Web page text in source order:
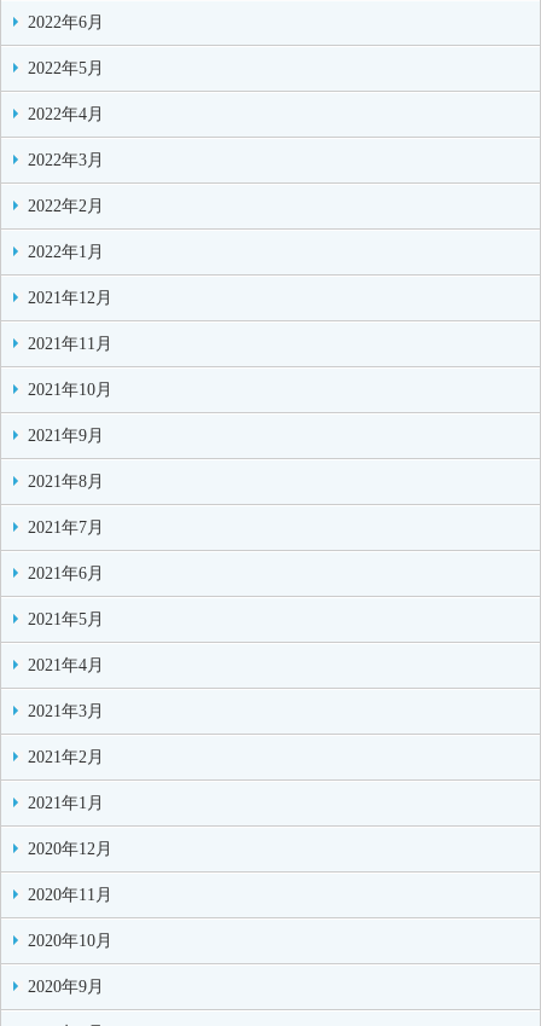
2022年6月
2022年5月
2022年4月
2022年3月
2022年2月
2022年1月
2021年12月
2021年11月
2021年10月
2021年9月
2021年8月
2021年7月
2021年6月
2021年5月
2021年4月
2021年3月
2021年2月
2021年1月
2020年12月
2020年11月
2020年10月
2020年9月